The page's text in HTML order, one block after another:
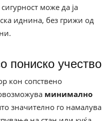
може да ја
иднина, без грижи од
пониско учество
кон сопствено
минимално
значително го намалува